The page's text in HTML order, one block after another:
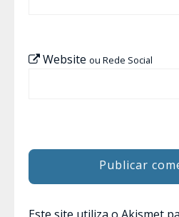
Website ou Rede Social
Este site utiliza o Akismet